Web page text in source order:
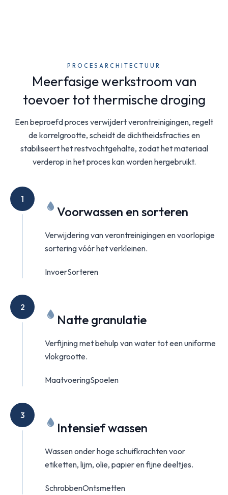
PROCESARCHITECTUUR
Meerfasige werkstroom van
toevoer tot thermische droging
Een beproefd proces verwijdert verontreinigingen, regelt
de korrelgrootte, scheidt de dichtheidsfracties en
stabiliseert het restvochtgehalte, zodat het materiaal
verderop in het proces kan worden hergebruikt.
1
Voorwassen en sorteren
Verwijdering van verontreinigingen en voorlopige
sortering vóór het verkleinen.
InvoerSorteren
2
Natte granulatie
Verfijning met behulp van water tot een uniforme
vlokgrootte.
MaatvoeringSpoelen
3
Intensief wassen
Wassen onder hoge schuifkrachten voor
etiketten, lijm, olie, papier en fijne deeltjes.
SchrobbenOntsmetten